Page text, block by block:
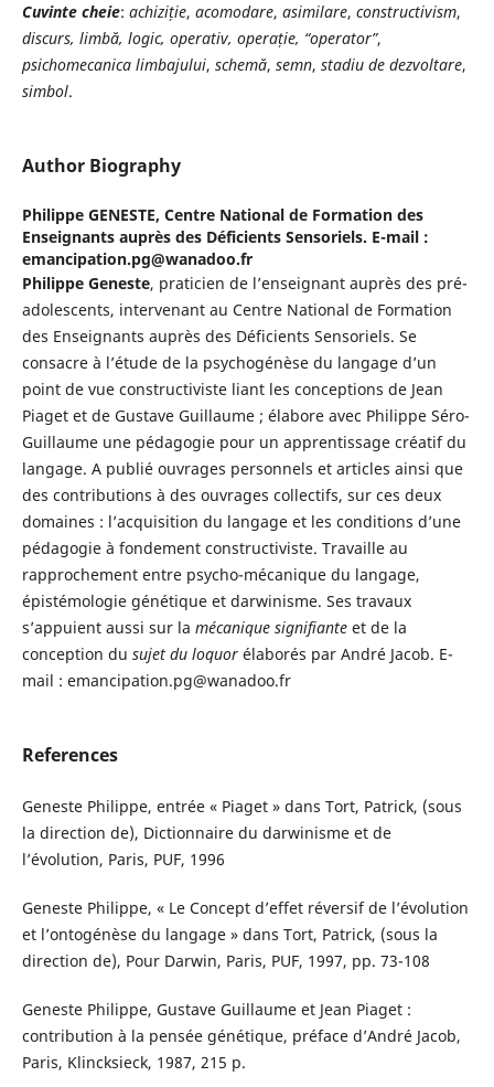
Cuvinte cheie: achiziție, acomodare, asimilare, constructivism,
discurs, limbă, logic, operativ, operație, “operator”,
psichomecanica limbajului, schemă, semn, stadiu de dezvoltare,
simbol.
Author Biography
Philippe GENESTE, Centre National de Formation des
Enseignants auprès des Déficients Sensoriels. E-mail :
emancipation.pg@wanadoo.fr
Philippe Geneste, praticien de l’enseignant auprès des pré-
adolescents, intervenant au Centre National de Formation
des Enseignants auprès des Déficients Sensoriels. Se
consacre à l’étude de la psychogénèse du langage d’un
point de vue constructiviste liant les conceptions de Jean
Piaget et de Gustave Guillaume ; élabore avec Philippe Séro-
Guillaume une pédagogie pour un apprentissage créatif du
langage. A publié ouvrages personnels et articles ainsi que
des contributions à des ouvrages collectifs, sur ces deux
domaines : l’acquisition du langage et les conditions d’une
pédagogie à fondement constructiviste. Travaille au
rapprochement entre psycho-mécanique du langage,
épistémologie génétique et darwinisme. Ses travaux
s’appuient aussi sur la mécanique signifianteet de la
conception du sujet du loquorélaborés par André Jacob. E-
mail : emancipation.pg@wanadoo.fr
References
Geneste Philippe, entrée « Piaget » dans Tort, Patrick, (sous
la direction de), Dictionnaire du darwinisme et de
l’évolution, Paris, PUF, 1996
Geneste Philippe, « Le Concept d’effet réversif de l’évolution
et l’ontogénèse du langage » dans Tort, Patrick, (sous la
direction de), Pour Darwin, Paris, PUF, 1997, pp. 73-108
Geneste Philippe, Gustave Guillaume et Jean Piaget :
contribution à la pensée génétique, préface d’André Jacob,
Paris, Klincksieck, 1987, 215 p.